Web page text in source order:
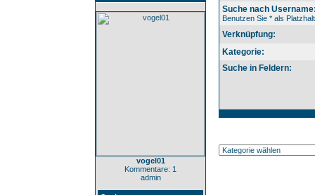
vogel01
Kommentare: 1
admin
Suche nach
Benutzen Sie * als
Verknüpfung:
Kategorie:
Suche in Feldern: